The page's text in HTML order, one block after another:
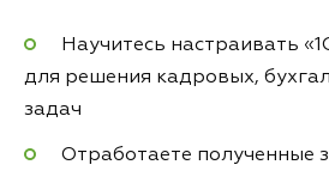
Научитесь настраивать
для решения кадровых,
задач
Отработаете полученные